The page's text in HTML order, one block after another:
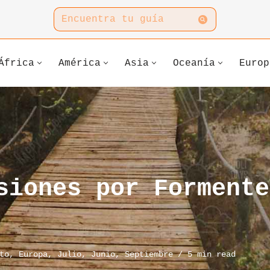
América Asia Oceanía
por
,Europa,Julio,Junio,Septiembre 5 min read